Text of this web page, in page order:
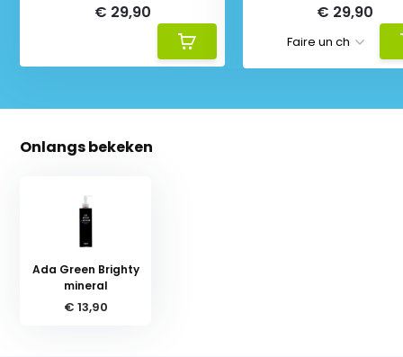
€ 29,90 € 29,90
Onlangs bekeken
Ada Green Brighty
mineral
€ 13,90